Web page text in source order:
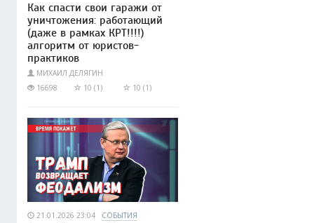
Как спасти свои гаражи от
уничтожения: работающий
(даже в рамках КРТ!!!!)
алгоритм от юристов-
практиков
МИХАИЛ ДЕЛЯГИН
16698
10 (1) 10 (1)
21.01.2026 23:04 СОБЫТИЯ